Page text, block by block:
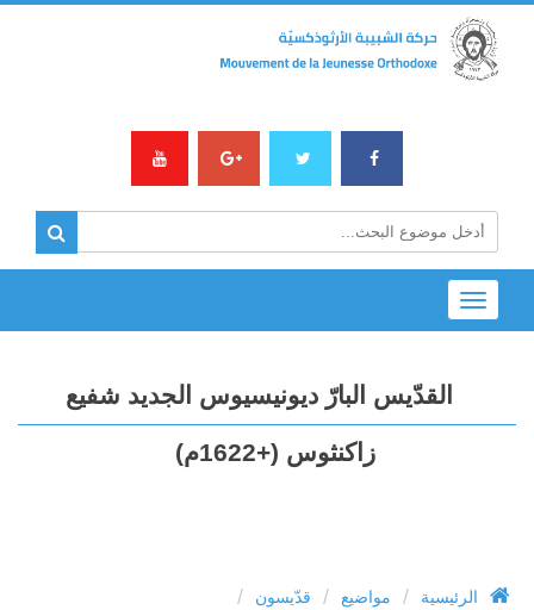
Toggle
navigation
القدّيس البارّ ديونيسيوس الجديد شفيع
زاكنثوس (+1622م)
الرئيسية / مواضيع / قدّيسون /